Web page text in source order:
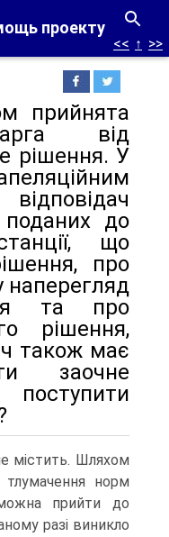
проекту
<< ↑ >>
прийнята
від
рішення. У
поданих до
що
про
наперегляд
та про
рішення,
також має
заочне
містить. Шляхом
тлумачення норм
прийти до
разі виникло